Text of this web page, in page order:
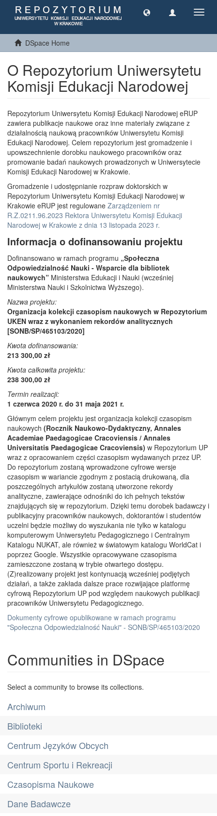
DSpace Home
O Repozytorium Uniwersytetu
Komisji Edukacji Narodowej
Repozytorium Uniwersytetu Komisji Edukacji Narodowej eRUP
zawiera publikacje naukowe oraz inne materiały związane z
działalnością naukową pracowników Uniwersytetu Komisji
Edukacji Narodowej. Celem repozytorium jest gromadzenie i
upowszechnienie dorobku naukowego pracowników oraz
promowanie badań naukowych prowadzonych w Uniwersytecie
Komisji Edukacji Narodowej w Krakowie.
Gromadzenie i udostępnianie rozpraw doktorskich w
Repozytorium Uniwersytetu Komisji Edukacji Narodowej w
Krakowie eRUP jest regulowane Zarządzeniem nr
R.Z.0211.96.2023 Rektora Uniwersytetu Komisji Edukacji
Narodowej w Krakowie z dnia 13 listopada 2023 r.
Informacja o dofinansowaniu projektu
Dofinansowano w ramach programu „Społeczna
Odpowiedzialność Nauki - Wsparcie dla bibliotek
naukowych” Ministerstwa Edukacji i Nauki (wcześniej
Ministerstwa Nauki i Szkolnictwa Wyższego).
Nazwa projektu:
Organizacja kolekcji czasopism naukowych w Repozytorium
UKEN wraz z wykonaniem rekordów analitycznych
[SONB/SP/465103/2020]
Kwota dofinansowania:
213 300,00 zł
Kwota całkowita projektu:
238 300,00 zł
Termin realizacji:
1 czerwca 2020 r. do 31 maja 2021 r.
Głównym celem projektu jest organizacja kolekcji czasopism
naukowych (Rocznik Naukowo-Dydaktyczny, Annales
Academiae Paedagogicae Cracoviensis / Annales
Universitatis Paedagogicae Cracoviensis) w Repozytorium UP
wraz z opracowaniem części czasopism wydawanych przez UP.
Do repozytorium zostaną wprowadzone cyfrowe wersje
czasopism w wariancie zgodnym z postacią drukowaną, dla
poszczególnych artykułów zostaną utworzone rekordy
analityczne, zawierające odnośniki do ich pełnych tekstów
znajdujących się w repozytorium. Dzięki temu dorobek badawczy i
publikacyjny pracowników naukowych, doktorantów i studentów
uczelni będzie możliwy do wyszukania nie tylko w katalogu
komputerowym Uniwersytetu Pedagogicznego i Centralnym
Katalogu NUKAT, ale również w światowym katalogu WorldCat i
poprzez Google. Wszystkie opracowywane czasopisma
zamieszczone zostaną w trybie otwartego dostępu.
(Z)realizowany projekt jest kontynuacją wcześniej podjętych
działań, a także zakłada dalsze prace rozwijające platformę
cyfrową Repozytorium UP pod względem naukowych publikacji
pracowników Uniwersytetu Pedagogicznego.
Dokumenty cyfrowe opublikowane w ramach programu
"Społeczna Odpowiedzialność Nauki" - SONB/SP/465103/2020
Communities in DSpace
Select a community to browse its collections.
Archiwum
Biblioteki
Centrum Języków Obcych
Centrum Sportu i Rekreacji
Czasopisma Naukowe
Dane Badawcze